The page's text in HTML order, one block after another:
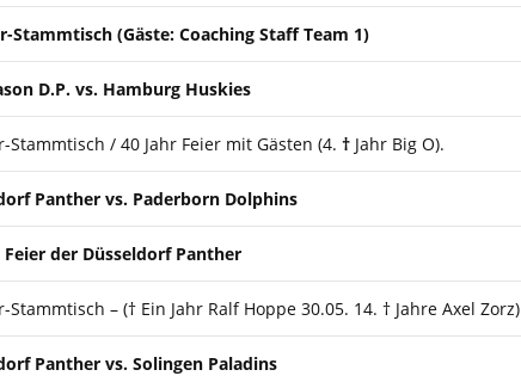
Stammtisch (Gäste: Coaching Staff Team 1)
D.P. vs. Hamburg Huskies
Stammtisch / 40 Jahr Feier mit Gästen (4.† Jahr Big O).
Panther vs. Paderborn Dolphins
Feier der Düsseldorf Panther
Stammtisch – († Ein Jahr Ralf Hoppe 30.05. 14. † Jahre Axel Zorz)
Panther vs. Solingen Paladins